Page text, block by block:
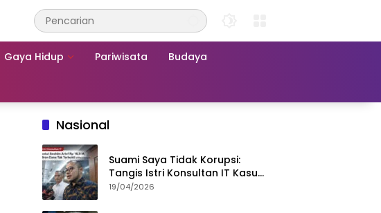
Gaya Hidup Pariwisata Budaya
Nasional
Suami Saya Tidak Korupsi:
Tangis Istri Konsultan IT Kasus
Nadiem Dituntut 22,5 Tahun
19/04/2026